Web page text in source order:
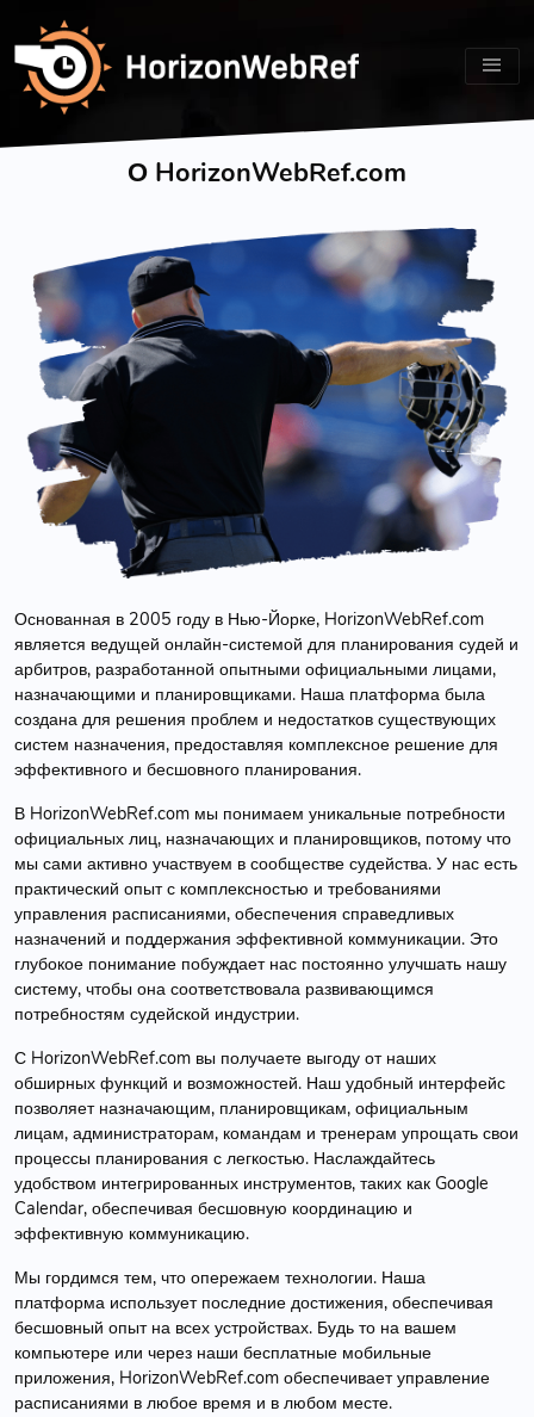
О HorizonWebRef.com
Основанная в 2005 году в Нью-Йорке, HorizonWebRef.com
является ведущей онлайн-системой для планирования судей и
арбитров, разработанной опытными официальными лицами,
назначающими и планировщиками. Наша платформа была
создана для решения проблем и недостатков существующих
систем назначения, предоставляя комплексное решение для
эффективного и бесшовного планирования.
В HorizonWebRef.com мы понимаем уникальные потребности
официальных лиц, назначающих и планировщиков, потому что
мы сами активно участвуем в сообществе судейства. У нас есть
практический опыт с комплексностью и требованиями
управления расписаниями, обеспечения справедливых
назначений и поддержания эффективной коммуникации. Это
глубокое понимание побуждает нас постоянно улучшать нашу
систему, чтобы она соответствовала развивающимся
потребностям судейской индустрии.
С HorizonWebRef.com вы получаете выгоду от наших
обширных функций и возможностей. Наш удобный интерфейс
позволяет назначающим, планировщикам, официальным
лицам, администраторам, командам и тренерам упрощать свои
процессы планирования с легкостью. Наслаждайтесь
удобством интегрированных инструментов, таких как Google
Calendar, обеспечивая бесшовную координацию и
эффективную коммуникацию.
Мы гордимся тем, что опережаем технологии. Наша
платформа использует последние достижения, обеспечивая
бесшовный опыт на всех устройствах. Будь то на вашем
компьютере или через наши бесплатные мобильные
приложения, HorizonWebRef.com обеспечивает управление
расписаниями в любое время и в любом месте.